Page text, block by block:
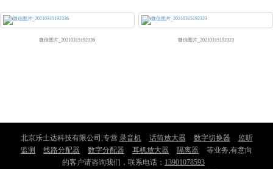
微信图片_20210315192336 微信图片_20210315192323
北京乐士达科技有限公司,专营 录音机 话筒放大器 数字切换器
监听
监测
线路分配器 数字分配器 耳机放大器 隔离器
等业务,有意向
的客户请咨询我们，联系电话： 13901078593